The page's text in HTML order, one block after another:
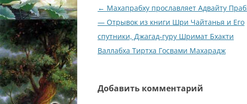
Навигация
по
записям
← Махапрабху прославляет Адвайту
— Отрывок из книги Шри Чайтанья и Его
спутники, Джагад-гуру Шримат Бхакти
Валлабха Тиртха Госвами Махарадж
Добавить комментарий